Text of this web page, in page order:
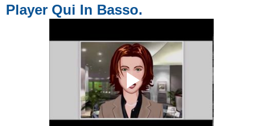
Player Qui In Basso.